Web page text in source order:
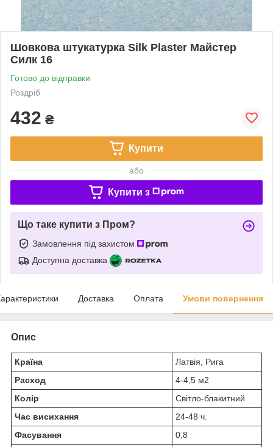
Шовкова штукатурка Silk Plaster Майстер
Силк 16
Готово до відправки
Роздріб
432 ₴
Купити
або
Купити з
Що таке купити з Пром?
Замовлення під захистом
Доступна доставка
Доставка Оплата Умови повернення
Опис
Країна
Латвія, Рига
Расход
4-4,5 м2
Колір
Світло-блакитний
Час висихання
24-48 ч.
Фасування
0,8